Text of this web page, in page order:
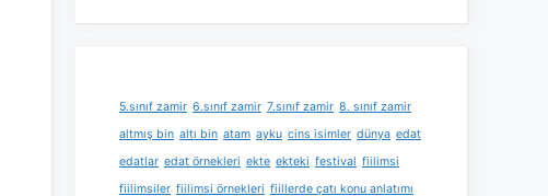
5.sınıf zamir 6.sınıf zamir 7.sınıf zamir 8. sınıf zamir
altmış bin altı bin atam ayku cins isimler dünya edat
edatlar edat örnekleri ekte ekteki festival fiilimsi
fiilimsiler fiilimsi örnekleri fiillerde çatı konu anlatımı